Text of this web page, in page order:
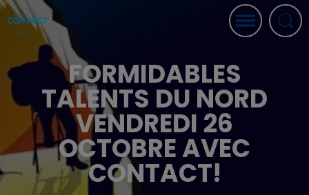
FORMIDABLES
TALENTS DU NORD
VENDREDI 26
OCTOBRE AVEC
CONTACT!